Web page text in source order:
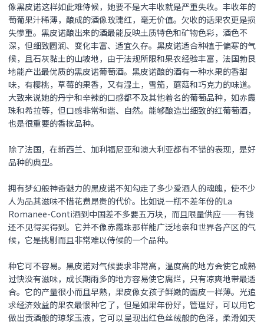
像黑皮诺这样如此难侍候，她要不是大丰收就是严重失收。丰收年的
萄葡果汁稀薄，酿成的酒像玫瑰红，毫无价值。欠收的话果农更是损
失惨重。黑皮诺酿出来的酒最能反映土质特色和矿物色彩，酒色不
深，但细致圆润、变化丰富、适宜久存。黑皮诺适合种植于偏寒的气
候，且石灰黏土的山坡地，由于法规所限和果农经验丰富，法国勃艮
地能产出最优质的黑皮诺葡萄酒。黑皮诺酿的酒有一种水果的香甜
味，有樱桃，草莓的果香，又有湿土，雪笳，蘑菇和巧克力的味道。
大致来说她的丹宁和辛辣的口感都不及其他着名的葡萄品种，如赤霞
珠和希拉等，但口感非常和谐、自然。能够酿造出细致的红葡萄酒，
也是很重要的香槟品种。
除了法国，在新西兰、加利福尼亚和澳大利亚都有不错的表现，是好
品种的典型。
拥有梦幻般神奇魅力的黑皮诺不知勾走了多少爱酒人的魂魄，使不少
人为品其滋味不惜花费昂贵的代价。比如说一瓶不差年份的La
Romanee-Conti酒到中国差不多要五万块，而且限量供应——有钱
还不见得买得到。它并不像赤霞珠那样能广泛地亲和世界各产区的气
候，它是挑剔而且非常难以侍候的一个品种。
种它可不容易。 黑皮诺对气候要求非常高，温度高的地方会使它成熟
过快没有滋味，成长期雨多的地方容易使它腐烂，只有凉爽地带最适
合。它的产量很小而且早熟，果皮像女孩子鲜嫩的面皮一样薄。光追
求经济效益的果农最恨种它了，但是如果年份好，管理好，可以用它
做出贡酒般的琼浆玉液，它可以呈现出红色丝绒般的色泽，柔滑如天